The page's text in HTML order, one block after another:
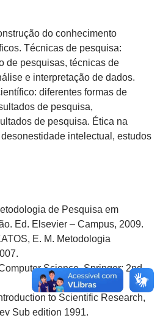
do conhecimento
Técnicas de pesquisa:
de pesquisas, técnicas de
e interpretação de dados.
diferentes formas de
de pesquisa,
de pesquisa. Ética na
intelectual, estudos
de Pesquisa em
Ed. Elsevier – Campus, 2009.
E. M. Metodologia
Science, Springer; 2nd
to Scientific Research,
Sub edition 1991.